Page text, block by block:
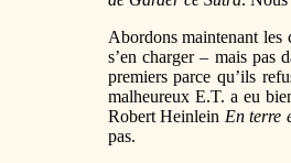
Abordons maintenant
s’en charger – mais pas
premiers parce qu’ils
malheureux E.T. a eu
Robert Heinlein En terre
pas.